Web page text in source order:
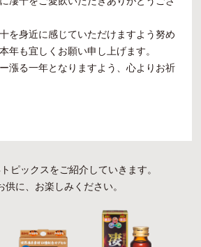
を身近に感じていただけますよう努め
年も宜しくお願い申し上げます。
漲る一年となりますよう、心よりお祈
ピックスをご紹介していきます。
供に、お楽しみください。